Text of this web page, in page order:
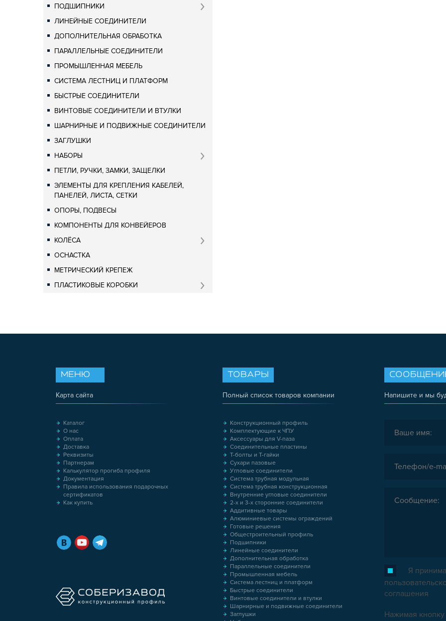
ПОДШИПНИКИ
ЛИНЕЙНЫЕ СОЕДИНИТЕЛИ
ДОПОЛНИТЕЛЬНАЯ ОБРАБОТКА
ПАРАЛЛЕЛЬНЫЕ СОЕДИНИТЕЛИ
ПРОМЫШЛЕННАЯ МЕБЕЛЬ
СИСТЕМА ЛЕСТНИЦ И ПЛАТФОРМ
БЫСТРЫЕ СОЕДИНИТЕЛИ
ВИНТОВЫЕ СОЕДИНИТЕЛИ И ВТУЛКИ
ШАРНИРНЫЕ И ПОДВИЖНЫЕ СОЕДИНИТЕЛИ
ЗАГЛУШКИ
НАБОРЫ
ПЕТЛИ, РУЧКИ, ЗАМКИ, ЗАЩЕЛКИ
ЭЛЕМЕНТЫ ДЛЯ КРЕПЛЕНИЯ КАБЕЛЕЙ,
ПАНЕЛЕЙ, ЛИСТА, СЕТКИ
ОПОРЫ, ПОДВЕСЫ
КОМПОНЕНТЫ ДЛЯ КОНВЕЙЕРОВ
КОЛЁСА
ОСНАСТКА
МЕТРИЧЕСКИЙ КРЕПЕЖ
ПЛАСТИКОВЫЕ КОРОБКИ
Напишите и мы
Я
соглашения
Нажимая кнопку
ТОВАРЫ
Полный список товаров компании
Конструкционный профиль
Комплектующие к ЧПУ
Аксессуары для V-паза
Соединительные пластины
Т-болты и Т-гайки
Сухари пазовые
Угловые соединители
Система трубная модульная
Система трубная конструкционная
Внутренние угловые соединители
2-х и 3-х сторонние соединители
Аддитивные товары
Алюминиевые системы ограждений
Готовые решения
Общестроительный профиль
Подшипники
Линейные соединители
Дополнительная обработка
Параллельные соединители
Промышленная мебель
Система лестниц и платформ
Быстрые соединители
Винтовые соединители и втулки
Шарнирные и подвижные соединители
Заглушки
МЕНЮ
Карта сайта
Каталог
О нас
Оплата
Доставка
Реквизиты
Партнерам
Калькулятор прогиба профиля
Документация
Правила использования подарочных
сертификатов
Как купить